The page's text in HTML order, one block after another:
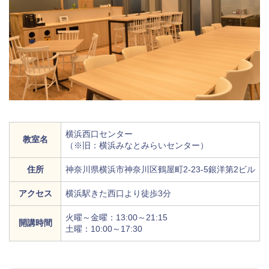
教室名
横浜西口センター
（※旧：横浜みなとみらいセンター）
住所 神奈川県横浜市神奈川区鶴屋町2-23-5銀洋第2ビル
アクセス 横浜駅きた西口より徒歩3分
開講時間
火曜～金曜：13:00～21:15
土曜：10:00～17:30